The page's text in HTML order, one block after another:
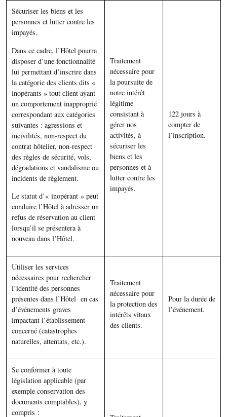
Sécuriser les biens et les
personnes et lutter contre les
impayés.
Dans ce cadre, l’Hôtel pourra
disposer d’une fonctionnalité
lui permettant d’inscrire dans
la catégorie des clients dits «
inopérants » tout client ayant
un comportement inapproprié
correspondant aux catégories
suivantes : agressions et
incivilités, non-respect du
contrat hôtelier, non-respect
des règles de sécurité, vols,
dégradations et vandalisme ou
incidents de règlement.
Le statut d’« inopérant » peut
conduire l’Hôtel à adresser un
refus de réservation au client
lorsqu’il se présentera à
nouveau dans l’Hôtel.
Traitement
nécessaire pour
la poursuite de
notre intérêt
légitime
consistant à
gérer nos
activités, à
sécuriser les
biens et les
personnes et à
lutter contre les
impayés.
122 jours à
compter de
l’inscription.
Utiliser les services
nécessaires pour rechercher
l’identité des personnes
présentes dans l’Hôtel en cas
d’événements graves
impactant l’établissement
concerné (catastrophes
naturelles, attentats, etc.).
Traitement
nécessaire pour
la protection des
intérêts vitaux
des clients.
Pour la durée de
l’événement.
Se conformer à toute
législation applicable (par
exemple conservation des
documents comptables), y
compris :